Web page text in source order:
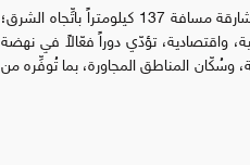
وجاء افتتاح هذه المكتبة العامَّة في مدينة خورفكان الساحلية التي تبعد عن العاصمة الشارقة مسافة 137 كيلومتراً باتِّجاه الشرق؛
واقتصادية، تؤدّي دوراً فعّالاً في نهضة
مكتبة خورفكان العامَّة سُكّان المدينة البالغ عددهم أكثر من 39,515 نسمة، وسُكّان المناطق المجاورة، بما تُوفِّره من